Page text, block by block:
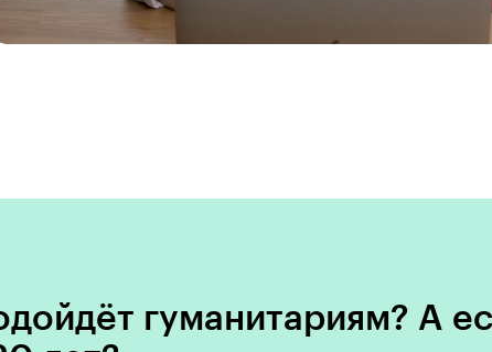
гуманитариям? А